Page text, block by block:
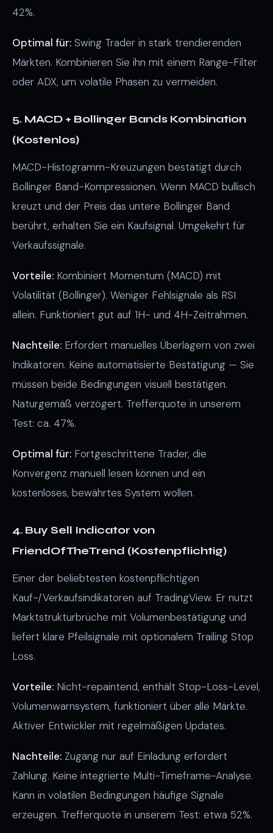
42%.
Optimal für: Swing Trader in stark trendierenden
Märkten. Kombinieren Sie ihn mit einem Range-Filter
oder ADX, um volatile Phasen zu vermeiden.
5. MACD + Bollinger Bands Kombination
(Kostenlos)
MACD-Histogramm-Kreuzungen bestätigt durch
Bollinger Band-Kompressionen. Wenn MACD bullisch
kreuzt und der Preis das untere Bollinger Band
berührt, erhalten Sie ein Kaufsignal. Umgekehrt für
Verkaufssignale.
Vorteile: Kombiniert Momentum (MACD) mit
Volatilität (Bollinger). Weniger Fehlsignale als RSI
allein. Funktioniert gut auf 1H- und 4H-Zeitrahmen.
Nachteile: Erfordert manuelles Überlagern von zwei
Indikatoren. Keine automatisierte Bestätigung — Sie
müssen beide Bedingungen visuell bestätigen.
Naturgemäß verzögert. Trefferquote in unserem
Test: ca. 47%.
Optimal für: Fortgeschrittene Trader, die
Konvergenz manuell lesen können und ein
kostenloses, bewährtes System wollen.
4. Buy Sell Indicator von
FriendOfTheTrend (Kostenpflichtig)
Einer der beliebtesten kostenpflichtigen
Kauf-/Verkaufsindikatoren auf TradingView. Er nutzt
Marktstrukturbrüche mit Volumenbestätigung und
liefert klare Pfeilsignale mit optionalem Trailing Stop
Loss.
Vorteile: Nicht-repaintend, enthält Stop-Loss-Level,
Volumenwarnsystem, funktioniert über alle Märkte.
Aktiver Entwickler mit regelmäßigen Updates.
Nachteile: Zugang nur auf Einladung erfordert
Zahlung. Keine integrierte Multi-Timeframe-Analyse.
Kann in volatilen Bedingungen häufige Signale
erzeugen. Trefferquote in unserem Test: etwa 52%.